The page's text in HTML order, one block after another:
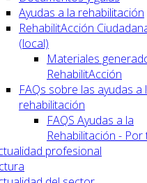
Ayudas a la rehabilitación
RehabilitAcción
(local)
Materiales
RehabilitAcción
FAQs sobre las ayudas a
rehabilitación
FAQS Ayudas a la
Rehabilitación - Por
profesional